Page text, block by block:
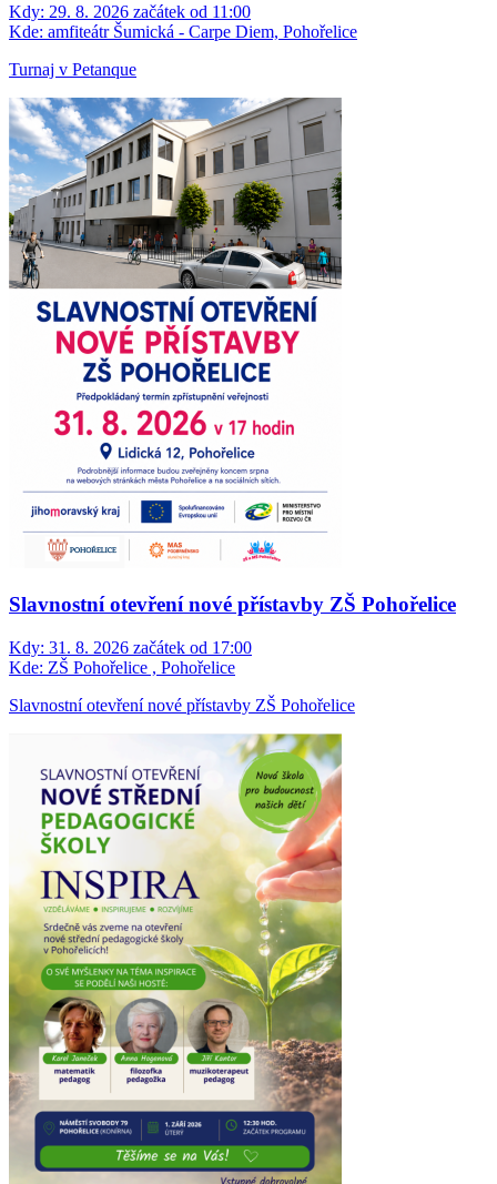
Kdy: 29. 8. 2026 začátek od 11:00
Kde: amfiteátr Šumická - Carpe Diem, Pohořelice
Turnaj v Petanque
Slavnostní otevření nové přístavby ZŠ Pohořelice
Kdy: 31. 8. 2026 začátek od 17:00
Kde: ZŠ Pohořelice , Pohořelice
Slavnostní otevření nové přístavby ZŠ Pohořelice